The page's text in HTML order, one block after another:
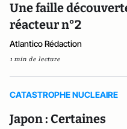
Une faille
réacteur n°2
Atlantico Rédaction
1 min de lecture
CATASTROPHE NUCLEAIRE
Japon : Certaines